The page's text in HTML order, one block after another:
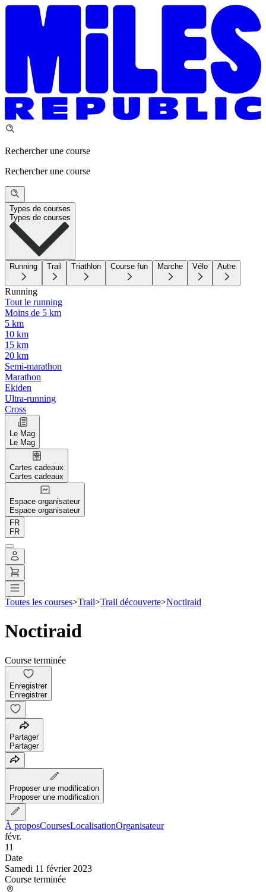
Rechercher une course
Rechercher une course
Types de courses
Types de courses
Running Trail Triathlon Course fun Marche Vélo Autre
Running
Tout le running
Moins de 5 km
5 km
10 km
15 km
20 km
Semi-marathon
Marathon
Ekiden
Ultra-running
Cross
Le Mag
Le Mag
Cartes cadeaux
Cartes cadeaux
Espace organisateur
Espace organisateur
FR
FR
Toutes les courses>Trail>Trail découverte>Noctiraid
Noctiraid
Course terminée
Enregistrer
Enregistrer
Partager
Partager
Proposer une modification
Proposer une modification
À proposCoursesLocalisationOrganisateur
févr.
11
Date
Samedi 11 février 2023
Course terminée